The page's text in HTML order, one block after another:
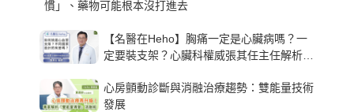
慣」、藥物可能根本沒打進去
【名醫在Heho】胸痛一定是心臟病嗎？一
定要裝支架？心臟科權威張其任主任解析支
心房顫動診斷與消融治療趨勢：雙能量技術
發展